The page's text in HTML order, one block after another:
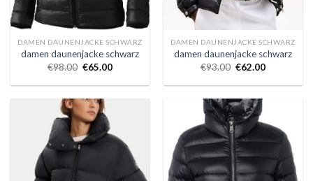
DAMEN DAUNENJACKE SCHWARZ
damen daunenjacke schwarz
€98.00 €65.00
DAMEN DAUNENJACKE SCHWARZ
damen daunenjacke schwarz
€93.00 €62.00